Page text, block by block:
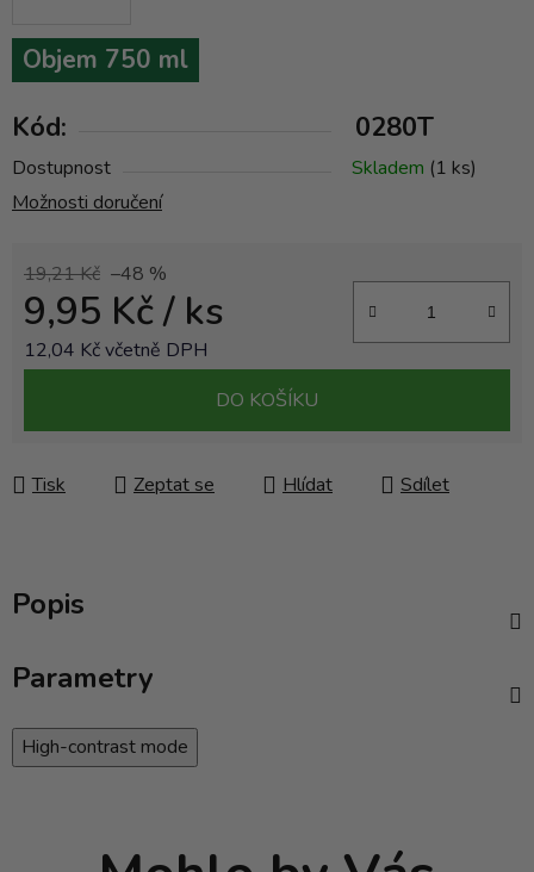
Objem 750 ml
Kód: 0280T
Dostupnost Skladem (1 ks)
Možnosti doručení
19,21 Kč –48 %
9,95 Kč/ ks
12,04 Kč včetně DPH
DO KOŠÍKU
Tisk Zeptat se Hlídat Sdílet
Popis
Parametry
High-contrast mode